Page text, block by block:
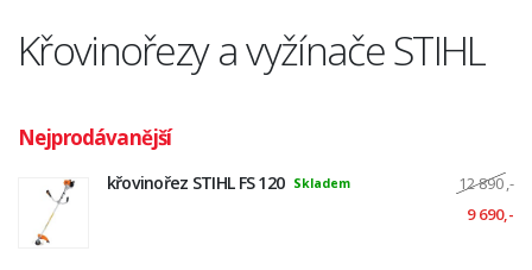
Křovinořezy a vyžínače STIHL
Nejprodávanější
křovinořez STIHL FS 120 Skladem 12 890,-
9 690,-